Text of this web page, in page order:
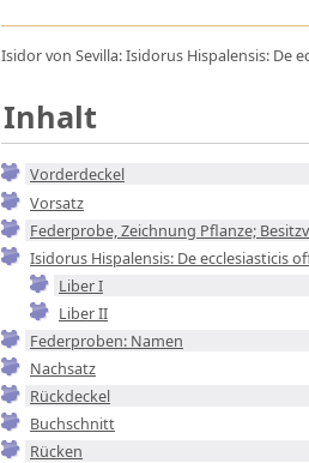
Isidor von Sevilla: Isidorus Hispalensis: De
Inhalt
Vorderdeckel
Vorsatz
Federprobe, Zeichnung Pflanze;
Isidorus Hispalensis: De ecclesiasticis
Liber I
Liber II
Federproben: Namen
Nachsatz
Rückdeckel
Buchschnitt
Rücken